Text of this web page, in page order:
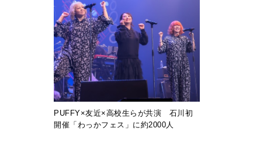
PUFFY×友近×高校生らが共演 石川初
開催「わっかフェス」に約2000人